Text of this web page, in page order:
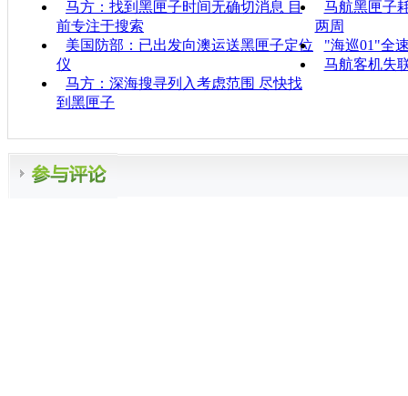
马方：找到黑匣子时间无确切消息 目
前专注于搜索
马航黑匣子
两周
美国防部：已出发向澳运送黑匣子定位
仪
"海巡01"全
马航客机失
马方：深海搜寻列入考虑范围 尽快找
到黑匣子